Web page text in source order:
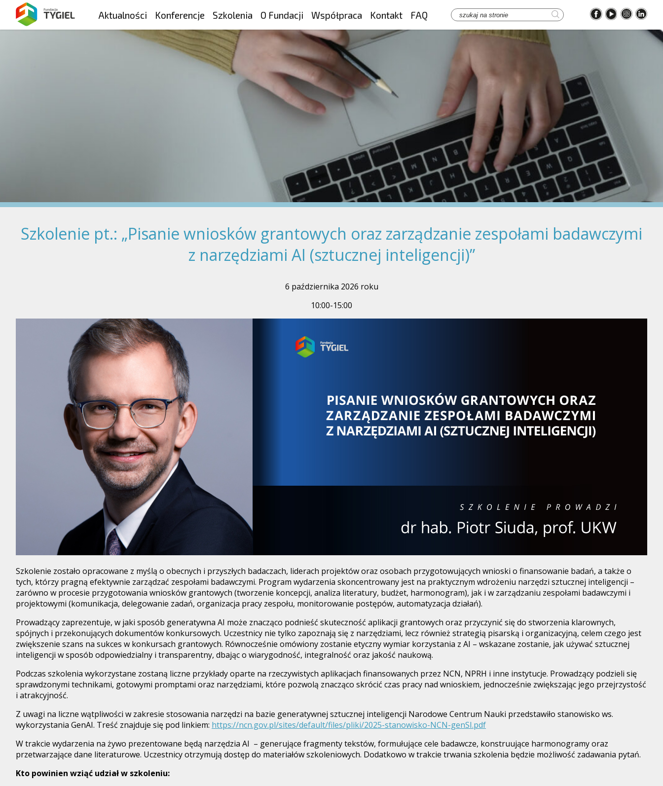
Aktualności Konferencje Szkolenia O Fundacji Współpraca Kontakt FAQ
Szkolenie pt.: „Pisanie wniosków grantowych oraz zarządzanie zespołami badawczymi
z narzędziami AI (sztucznej inteligencji)”
6 października 2026 roku
10:00-15:00
Szkolenie zostało opracowane z myślą o obecnych i przyszłych badaczach, liderach projektów oraz osobach przygotowujących wnioski o finansowanie badań, a także o
tych, którzy pragną efektywnie zarządzać zespołami badawczymi. Program wydarzenia skoncentrowany jest na praktycznym wdrożeniu narzędzi sztucznej inteligencji –
zarówno w procesie przygotowania wniosków grantowych (tworzenie koncepcji, analiza literatury, budżet, harmonogram), jak i w zarządzaniu zespołami badawczymi i
projektowymi (komunikacja, delegowanie zadań, organizacja pracy zespołu, monitorowanie postępów, automatyzacja działań).
Prowadzący zaprezentuje, w jaki sposób generatywna AI może znacząco podnieść skuteczność aplikacji grantowych oraz przyczynić się do stworzenia klarownych,
spójnych i przekonujących dokumentów konkursowych. Uczestnicy nie tylko zapoznają się z narzędziami, lecz również strategią pisarską i organizacyjną, celem czego jest
zwiększenie szans na sukces w konkursach grantowych. Równocześnie omówiony zostanie etyczny wymiar korzystania z AI – wskazane zostanie, jak używać sztucznej
inteligencji w sposób odpowiedzialny i transparentny, dbając o wiarygodność, integralność oraz jakość naukową.
Podczas szkolenia wykorzystane zostaną liczne przykłady oparte na rzeczywistych aplikacjach finansowanych przez NCN, NPRH i inne instytucje. Prowadzący podzieli się
sprawdzonymi technikami, gotowymi promptami oraz narzędziami, które pozwolą znacząco skrócić czas pracy nad wnioskiem, jednocześnie zwiększając jego przejrzystość
i atrakcyjność.
Z uwagi na liczne wątpliwości w zakresie stosowania narzędzi na bazie generatywnej sztucznej inteligencji Narodowe Centrum Nauki przedstawiło stanowisko ws.
wykorzystania GenAI. Treść znajduje się pod linkiem: https://ncn.gov.pl/sites/default/files/pliki/2025-stanowisko-NCN-genSI.pdf
W trakcie wydarzenia na żywo prezentowane będą narzędzia AI – generujące fragmenty tekstów, formułujące cele badawcze, konstruujące harmonogramy oraz
przetwarzające dane literaturowe. Uczestnicy otrzymują dostęp do materiałów szkoleniowych. Dodatkowo w trakcie trwania szkolenia będzie możliwość zadawania pytań.
Kto powinien wziąć udział w szkoleniu: